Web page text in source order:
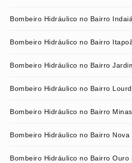
Bombeiro Hidráulico no Bairro Indaiá
Bombeiro Hidráulico no Bairro
Bombeiro Hidráulico no Bairro
Bombeiro Hidráulico no Bairro
Bombeiro Hidráulico no Bairro
Bombeiro Hidráulico no Bairro Nova
Bombeiro Hidráulico no Bairro Ouro